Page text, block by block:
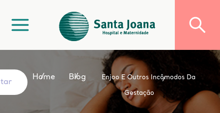
Home Blog Enjoo E Outros Incômodos Da
Gestação